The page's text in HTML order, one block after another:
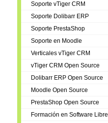
Soporte vTiger CRM
Soporte Dolibarr ERP
Soporte PrestaShop
Soporte en Moodle
Verticales vTiger CRM
vTiger CRM Open Source
Dolibarr ERP Open Source
Moodle Open Source
PrestaShop Open Source
Formación en Software Libre